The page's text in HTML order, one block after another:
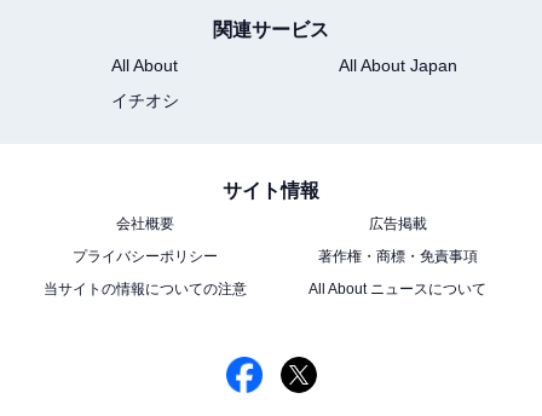
関連サービス
All About
All About Japan
イチオシ
サイト情報
会社概要
広告掲載
プライバシーポリシー
著作権・商標・免責事項
当サイトの情報についての注意
All About ニュースについて